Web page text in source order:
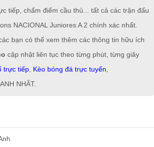
tiếp, chấm điểm cầu thủ... tất cả các trận đấu
NACIONAL Juniores A 2 chính xác nhất.
bạn có thể xem thêm các thông tin hữu ích
cập nhật liên tục theo từng phút, từng giây
trực tiếp Kèo bóng đá trực tuyến
NHẤT.